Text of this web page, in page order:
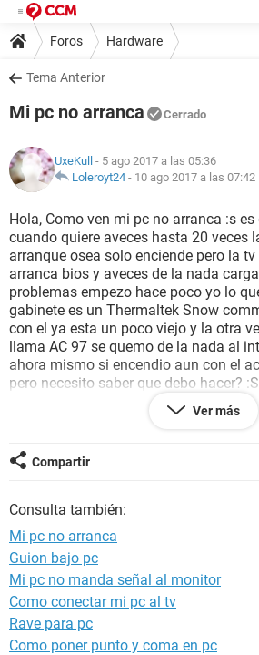
Foros Hardware
Tema Anterior
Mi pc no arranca Cerrado
UxeKull - 5 ago 2017 a las 05:36
Loleroyt24 - 10 ago 2017 a las 07:42
Hola, Como ven mi pc no arranca :s
cuando quiere aveces hasta 20 veces
arranque osea solo enciende pero la
arranca bios y aveces de la nada
problemas empezo hace poco yo lo
gabinete es un Thermaltek Snow
con el ya esta un poco viejo y la otra
llama AC 97 se quemo de la nada al
ahora mismo si encendio aun con el
pero necesito saber que debo hacer?
otro gabinete digo si ese es el
PC si lo hago tardare horas en ecenderla
Mi pc:
AMD FX 8320 8c 3.5ghz
Disipador CM EVO 212
PSU Corsair CX500M
MB Gigabyte 78LMT USB3
hace ni 3 meses compre la Mother,el
nuevos en caja pero el CPU tiene igual
rotos desde ese tiempo sin dar
Ver más
Compartir
Consulta también:
Mi pc no arranca
Guion bajo pc
Mi pc no manda señal al monitor
Como conectar mi pc al tv
Rave para pc
Como poner punto y coma en pc